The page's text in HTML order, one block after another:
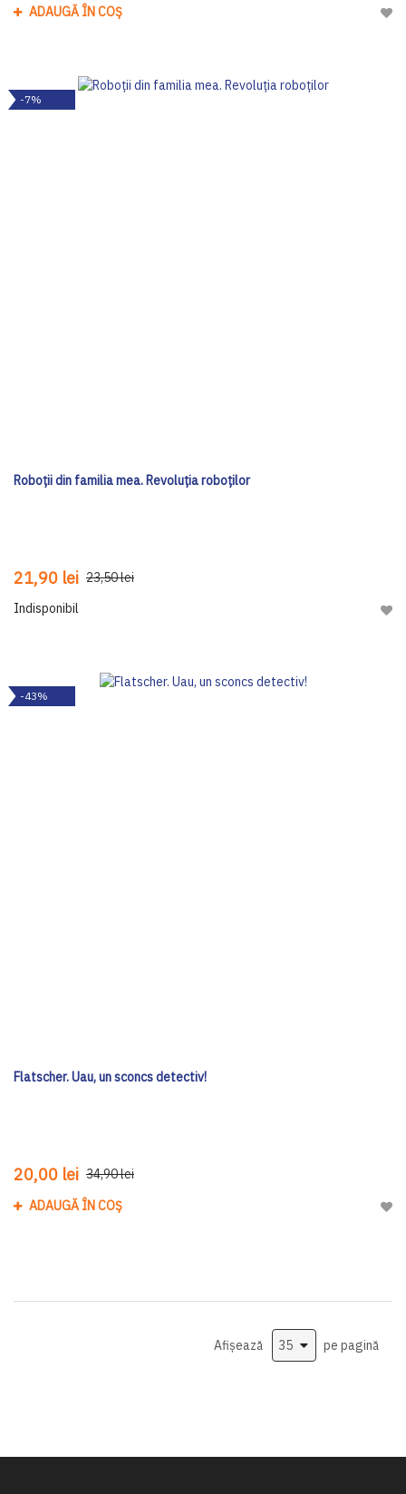
ADAUGĂ ÎN COȘ
-7%
Roboții din familia mea. Revoluția roboților
21,90 lei 23,50 lei
Indisponibil
-43%
Flatscher. Uau, un sconcs detectiv!
20,00 lei 34,90 lei
ADAUGĂ ÎN COȘ
Afișează pe pagină